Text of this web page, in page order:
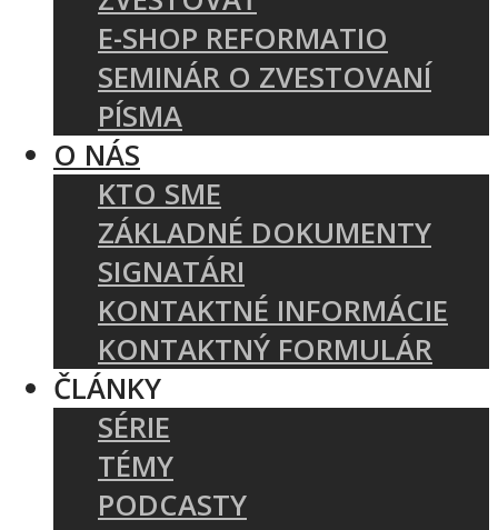
E-SHOP REFORMATIO
SEMINÁR O ZVESTOVANÍ
PÍSMA
O NÁS
KTO SME
ZÁKLADNÉ DOKUMENTY
SIGNATÁRI
KONTAKTNÉ INFORMÁCIE
KONTAKTNÝ FORMULÁR
ČLÁNKY
SÉRIE
TÉMY
PODCASTY